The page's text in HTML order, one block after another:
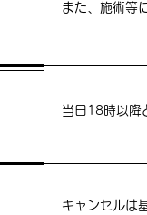
また、施術等
当日18時以降
キャンセルは